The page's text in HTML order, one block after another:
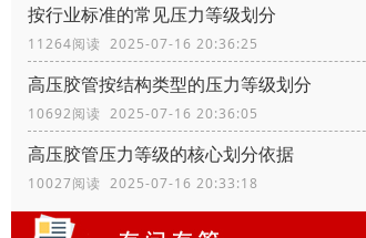
按行业标准的常见压力等级划分
11264阅读 2025-07-16 20:36:25
高压胶管按结构类型的压力等级划分
10692阅读 2025-07-16 20:36:05
高压胶管压力等级的核心划分依据
10027阅读 2025-07-16 20:33:18